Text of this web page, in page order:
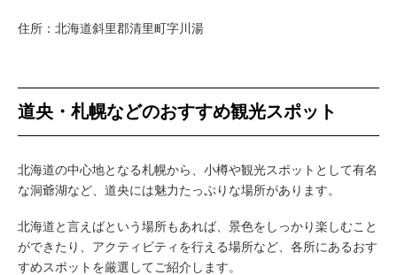
住所：北海道斜里郡清里町字川湯
道央・札幌などのおすすめ観光スポット
北海道の中心地となる札幌から、小樽や観光スポットとして有名
な洞爺湖など、道央には魅力たっぷりな場所があります。
北海道と言えばという場所もあれば、景色をしっかり楽しむこと
ができたり、アクティビティを行える場所など、各所にあるおす
すめスポットを厳選してご紹介します。